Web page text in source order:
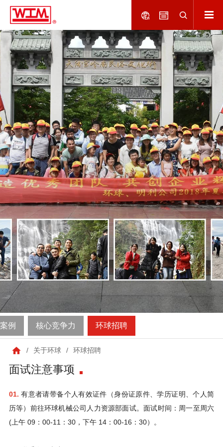
例 核心竞争力 环球招聘
/ 关于环球 / 环球招聘
面试注意事项
01. 有意者请带备个人有效证件（身份证原件、学历证明、个人简
历等）前往环球机械公司人力资源部面试。面试时间：周一至周六
(上午 09：00-11：30，下午 14：00-16：30）。